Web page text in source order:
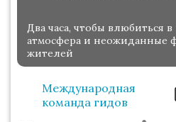
Два часа, чтобы влюбиться
атмосфера и неожиданные
жителей
Международная
команда гидов